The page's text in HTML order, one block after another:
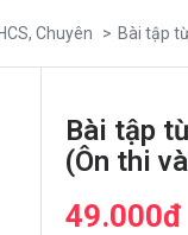
Chuyên Bài tập
Bài tập
(Ôn thi
49.000đ